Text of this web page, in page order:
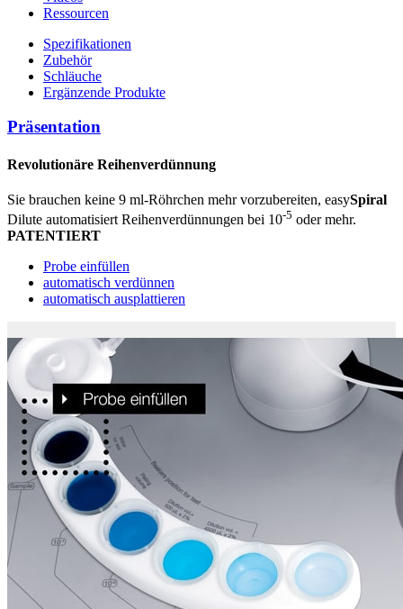
Ressourcen
Spezifikationen
Zubehör
Schläuche
Ergänzende Produkte
Präsentation
Revolutionäre Reihenverdünnung
Sie brauchen keine 9 ml-Röhrchen mehr vorzubereiten, easySpiral
Dilute automatisiert Reihenverdünnungen bei 10-5 oder mehr.
PATENTIERT
Probe einfüllen
automatisch verdünnen
automatisch ausplattieren